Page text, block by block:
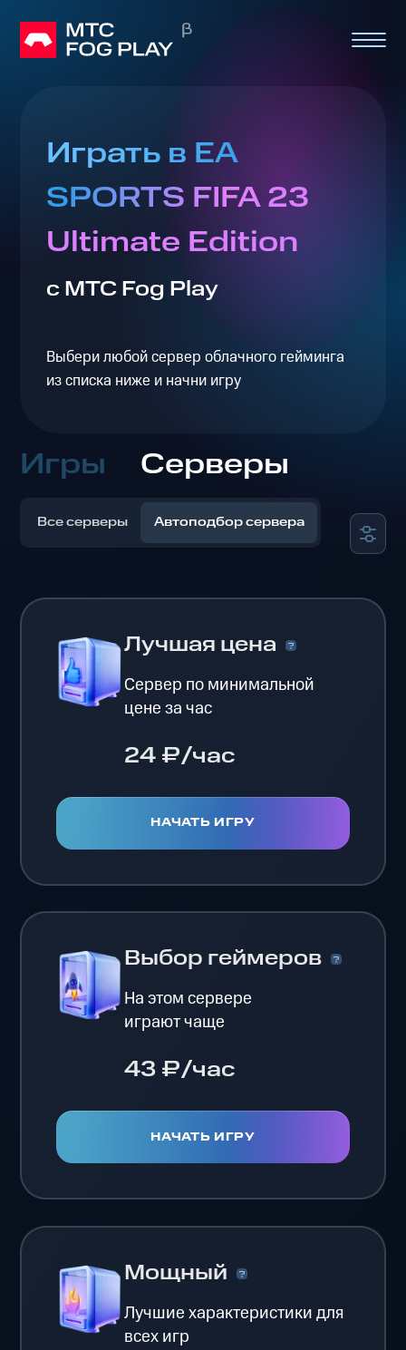
Играть в EA
SPORTS FIFA 23
Ultimate Edition
с МТС Fog Play
Выбери любой сервер облачного гейминга
из списка ниже и начни игру
Игры Серверы
Все серверы Автоподбор сервера
Лучшая цена
Сервер по минимальной
цене за час
24 ₽/час
НАЧАТЬ ИГРУ
Выбор геймеров
На этом сервере
играют чаще
43 ₽/час
НАЧАТЬ ИГРУ
Мощный
Лучшие характеристики для
всех игр